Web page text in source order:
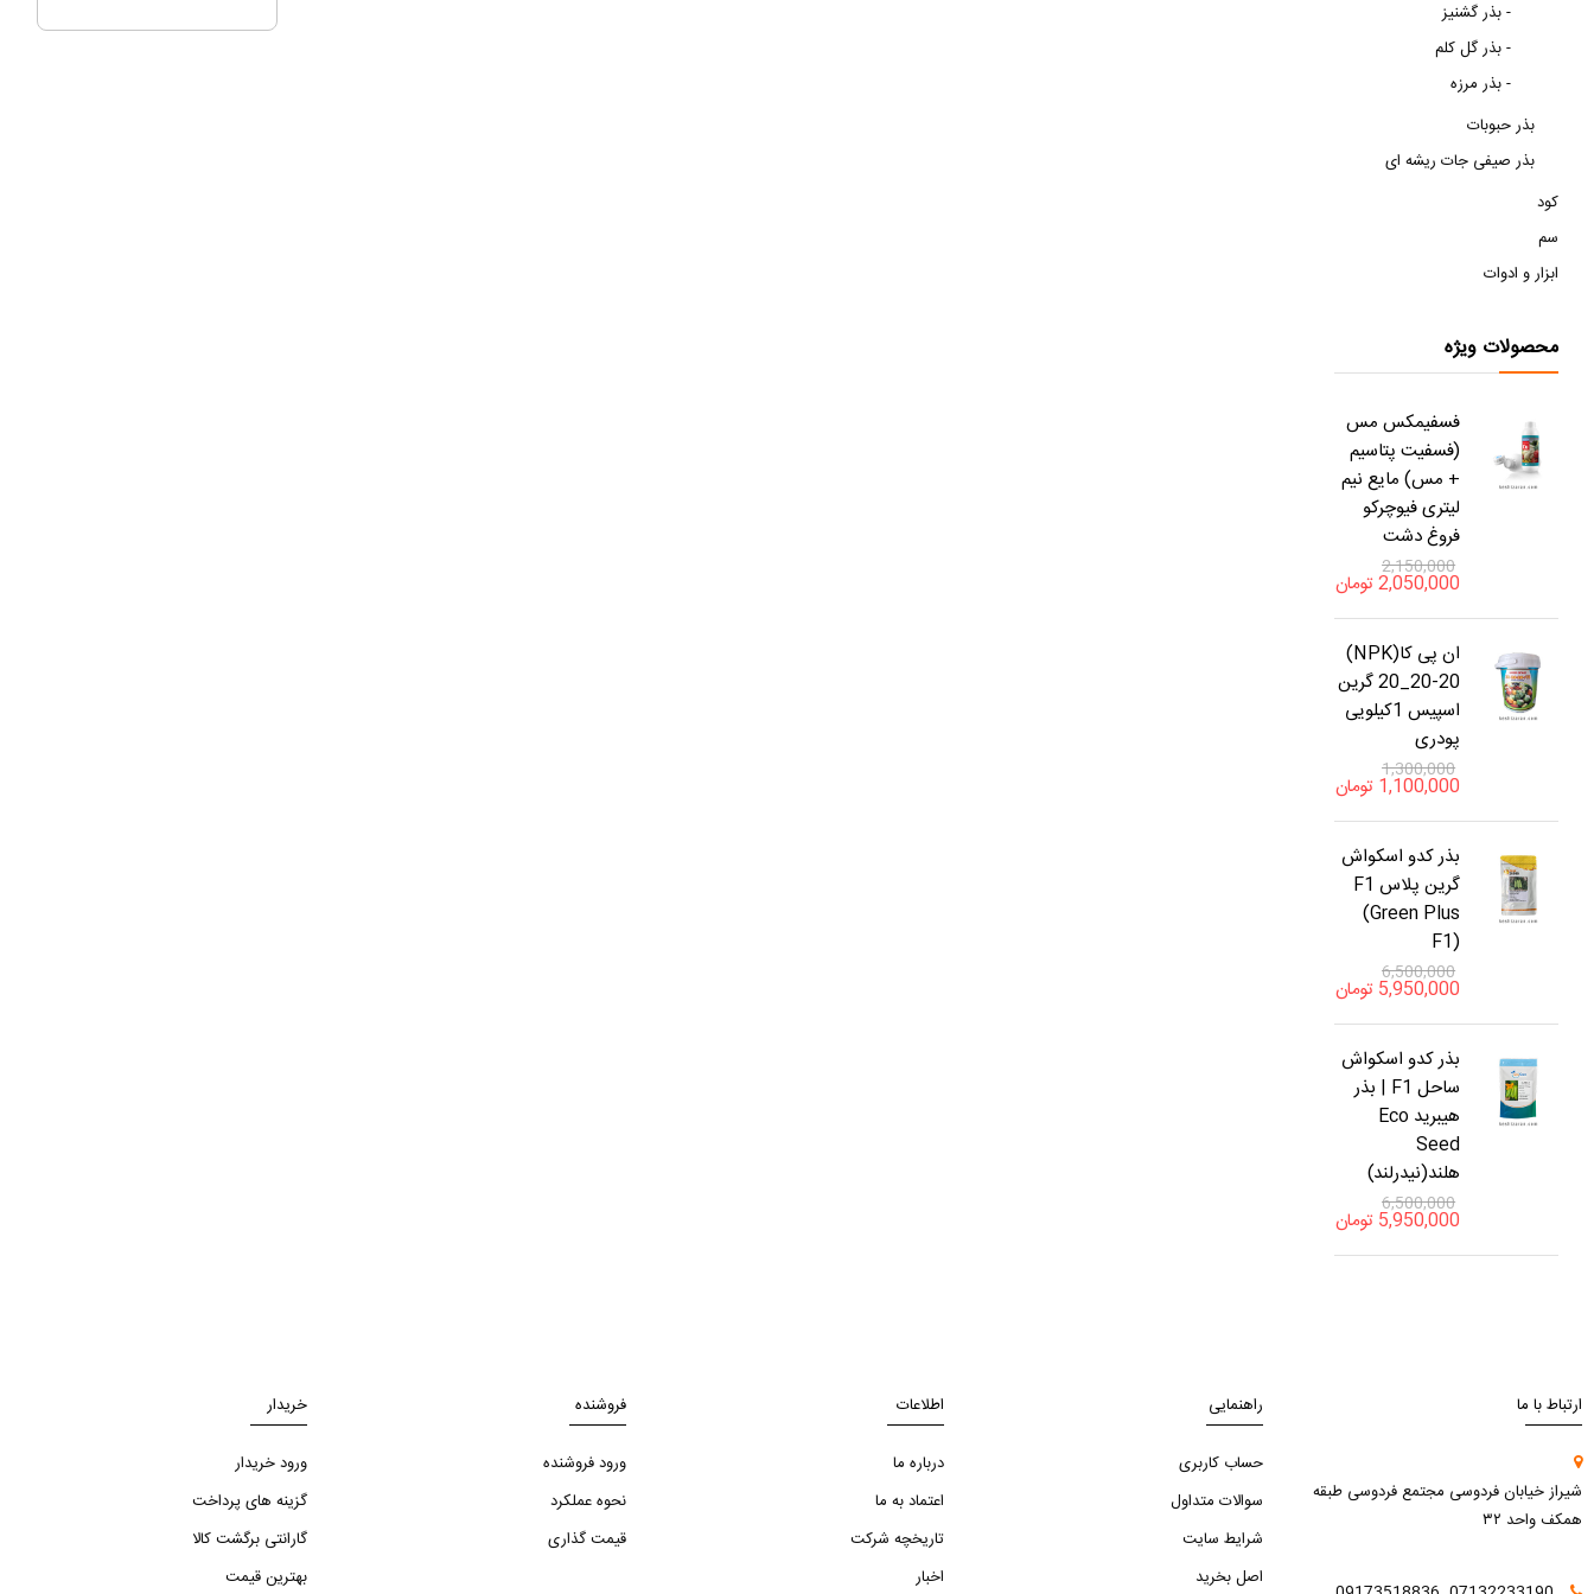
بذر گشنیز -
بذر گل کلم -
بذر مرزه -
بذر حبوبات
بذر صیفی جات ریشه ای
کود
سم
ابزار و ادوات
محصولات ویژه
فسفیمکس مس
(فسفیت پتاسیم
+ مس) مایع نیم
لیتری فیوچرکو
فروغ دشت
2,150,000
2,050,000تومان
ان پی کا(NPK)
20_20-20 گرین
اسپیس 1کیلویی
پودری
1,300,000
1,100,000 تومان
بذر کدو اسکواش
گرین پلاس F1
(Green Plus
F1)
6,500,000
5,950,000 تومان
بذر کدو اسکواش
ساحل F1 | بذر
هیبرید Eco
Seed
هلند(نیدرلند)
6,500,000
5,950,000 تومان
ارتباط با ما
شیراز خیابان فردوسی مجتمع فردوسی طبقه
همکف واحد ۳۲
راهنمایی
حساب کاربری
سوالات متداول
شرایط سایت
اصل بخرید
اطلاعات
درباره ما
اعتماد به ما
تاریخچه شرکت
اخبار
فروشنده
ورود فروشنده
نحوه عملکرد
قیمت گذاری
خریدار
ورود خریدار
گزینه های پرداخت
گارانتی برگشت کالا
بهترین قیمت